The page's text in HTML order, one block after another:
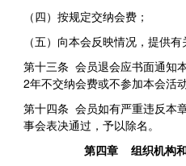
（四）按规定交纳会费；
（五）向本会反映情况，提供有
第十三条 会员退会应书面通知
2年不交纳会费或不参加本会活
第十四条 会员如有严重违反本
事会表决通过，予以除名。
第四章 组织机构